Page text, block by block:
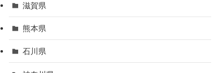
滋賀県
熊本県
石川県